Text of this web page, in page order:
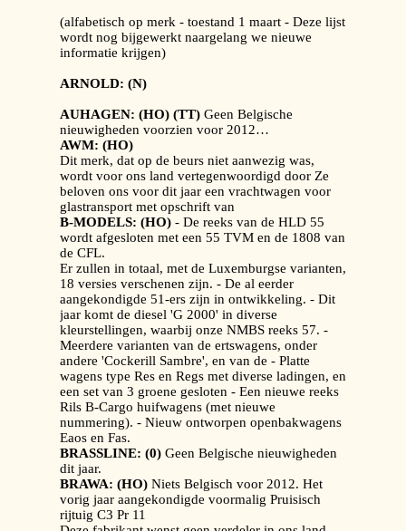
(alfabetisch op merk - toestand 1 maart - Deze lijst
wordt nog bijgewerkt naargelang we nieuwe
informatie krijgen)
ARNOLD: (N)
AUHAGEN: (HO) (TT) Geen Belgische
nieuwigheden voorzien voor 2012…
AWM: (HO)
Dit merk, dat op de beurs niet aanwezig was,
wordt voor ons land vertegenwoordigd door Ze
beloven ons voor dit jaar een vrachtwagen voor
glastransport met opschrift van
B-MODELS: (HO) - De reeks van de HLD 55
wordt afgesloten met een 55 TVM en de 1808 van
de CFL.
Er zullen in totaal, met de Luxemburgse varianten,
18 versies verschenen zijn. - De al eerder
aangekondigde 51-ers zijn in ontwikkeling. - Dit
jaar komt de diesel 'G 2000' in diverse
kleurstellingen, waarbij onze NMBS reeks 57. -
Meerdere varianten van de ertswagens, onder
andere 'Cockerill Sambre', en van de - Platte
wagens type Res en Regs met diverse ladingen, en
een set van 3 groene gesloten - Een nieuwe reeks
Rils B-Cargo huifwagens (met nieuwe
nummering). - Nieuw ontworpen openbakwagens
Eaos en Fas.
BRASSLINE: (0) Geen Belgische nieuwigheden
dit jaar.
BRAWA: (HO) Niets Belgisch voor 2012. Het
vorig jaar aangekondigde voormalig Pruisisch
rijtuig C3 Pr 11